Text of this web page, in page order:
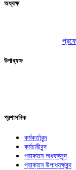
অধ্যক্ষ
উপাধ্যক্ষ
প্রশাসনিক
কর্মকর্তাবৃন্দ
কর্মচারীবৃন্দ
প্রাক্তন অধ্যক্ষবৃন্দ
প্রাক্তন উপাধ্যক্ষবৃন্দ